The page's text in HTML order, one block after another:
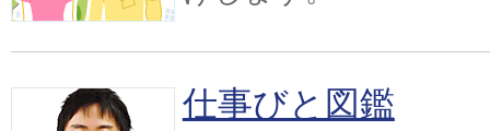
仕事びと図鑑